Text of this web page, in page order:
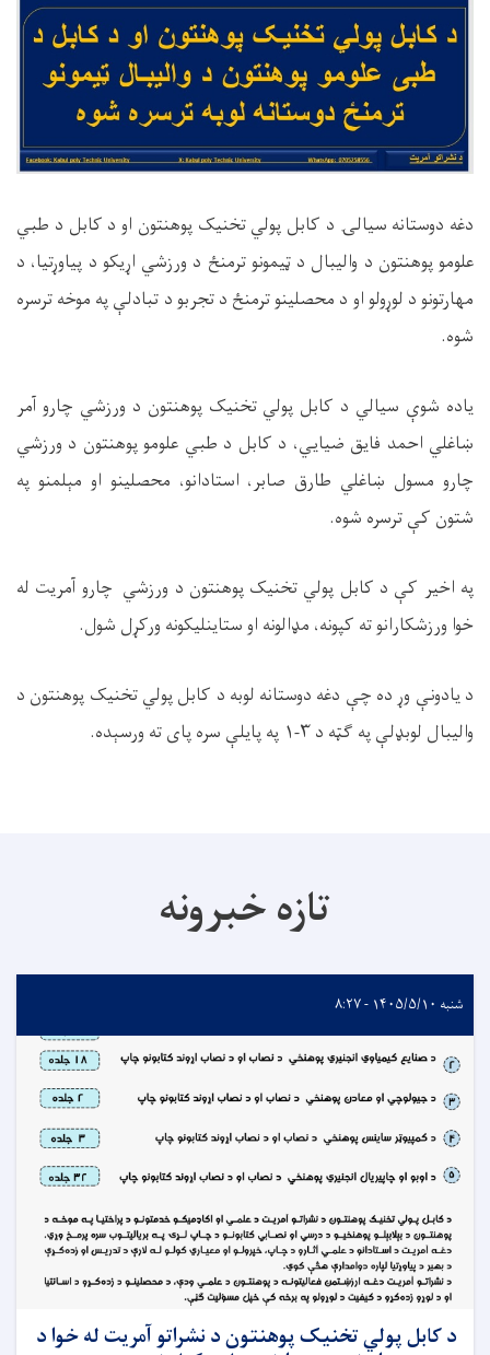
دغه دوستانه سیالۍ د کابل پولي تخنیک پوهنتون او د کابل د طبي
علومو پوهنتون د والیبال د ټیمونو ترمنځ د ورزشي اړیکو د پیاوړتیا، د
مهارتونو د لوړولو او د محصلینو ترمنځ د تجربو د تبادلې په موخه ترسره
شوه.
ياده شوې سيالي د کابل پولي تخنيک پوهنتون د ورزشي چارو آمر
ښاغلي احمد فايق ضيايي، د کابل د طبي علومو پوهنتون د ورزشي
چارو مسول ښاغلي طارق صابر، استادانو، محصلينو او مېلمنو په
شتون کې ترسره شوه.
په اخیر کې د کابل پولي تخنیک پوهنتون د ورزشي چارو آمریت له
خوا ورزشکارانو ته کپونه، مډالونه او ستاینلیکونه ورکړل شول.
د یادونې وړ ده چې دغه دوستانه لوبه د کابل پولي تخنیک پوهنتون د
والیبال لوبډلې په ګټه د۳-۱ په پایلې سره پای ته ورسېده.
تازه خبرونه
شنبه ۱۴۰۵/۵/۱۰ - ۸:۲۷
د کابل پولي تخنیک پوهنتون د نشراتو آمریت له خوا د